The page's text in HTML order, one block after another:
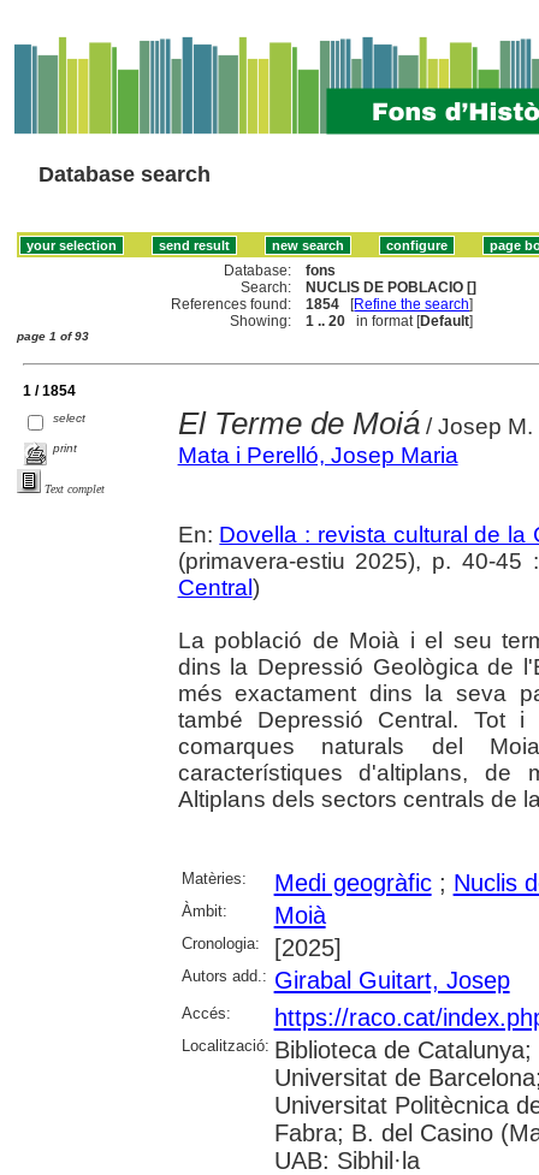
Database search
Database:
fons
Search:
NUCLIS DE POBLACIO []
References found:
1854 [Refine the search]
Showing:
1 .. 20 in format [Default]
page 1 of 93
1 / 1854
select
print
Text complet
El Terme de Moiá/ Josep M.
Mata i Perelló, Josep Maria
En: Dovella : revista cultural de la
(primavera-estiu 2025), p. 40-45
Central )
La població de Moià i el seu
dins la Depressió Geològica de
més exactament dins la seva
també Depressió Central. Tot
comarques naturals del
característiques d'altiplans, de
Altiplans dels sectors centrals de
Matèries: Medi geogràfic; Nuclis
Àmbit: Moià
Cronologia: [2025]
Autors add.: Girabal Guitart, Josep
Accés: https://raco.cat/
Localització: Biblioteca de
Universitat de
Universitat Politècnica
Fabra; B. del Casino
UAB: Sibhil·la